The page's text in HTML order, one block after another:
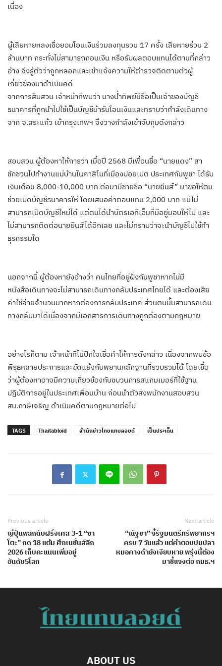
เนื่อง
ผู้เสียหายหลงเชื่อยอมโอนเงินร่วมลงทุนรวม 17 ครั้ง เสียหายร่วม 2
ล้านบาท กระทั่งไม่สามารถถอนเงิน หรือรับผลตอบแทนได้ตามที่กล่าว
อ้าง จึงรู้ตัวว่าถูกหลอกและเข้าแจ้งความให้ตำรวจติดตามตัวผู้
เกี่ยวข้องมาดำเนินคดี
จากการสืบสวน เจ้าหน้าที่พบว่า นางน้ำทิพย์มีชื่อเป็นเจ้าของบัญชี
ธนาคารที่ถูกนำไปใช้เป็นบัญชีม้ารับโอนเงินและทราบว่ากำลังเดินทาง
จาก จ.สระแก้ว เข้ากรุงเทพฯ จึงวางกำลังเข้าจับกุมดังกล่าว
สอบสวน ผู้ต้องหาให้การว่า เมื่อปี 2568 มีเพื่อนชื่อ “นายแดง” สา
ชักชวนไปทำงานแม่บ้านในคาสิโนที่เมืองปอยเปต ประเทศกัมพูชา ได้รับ
เงินเดือน 8,000-10,000 บาท ต่อมามีชายชื่อ “นายยีนส์” มาขอให้ตน
ช่วยเปิดบัญชีธนาคารให้ โดยเสนอค่าตอบแทน 2,000 บาท แม้ไม่
สามารถเปิดบัญชีใหม่ได้ แต่ตนได้นำบัตรเอทีเอ็มที่มีอยู่มอบให้ไป และ
ไม่สามารถติดต่อนายยีนส์ได้อีกเลย และไม่ทราบว่าจะนำบัญชีไปใช้ทำ
ธุรกรรมใด
นอกจากนี้ ผู้ต้องหายังอ้างว่า คนไทยที่อยู่ฝั่งกัมพูชาหากไม่มี
หนังสือเดินทางจะไม่สามารถเดินทางกลับประเทศไทยได้ และต้องเสีย
ค่าใช้จ่ายจำนวนมากหากต้องการกลับประเทศ ส่วนตนนั้นสามารถเดิน
ทางกลับมาได้เนื่องจากมีเอกสารการเดินทางถูกต้องตามกฎหมาย
อย่างไรก็ตาม เจ้าหน้าที่ไม่ปักใจเชื่อคำให้การดังกล่าว เนื่องจากพบข้อ
พิรุธหลายประการและขัดแย้งกับพยานหลักฐานที่รวบรวมได้ โดยเชื่อ
ว่าผู้ต้องหาอาจมีความเกี่ยวข้องกับขบวนการสแกมเมอร์ที่ใช้ฐาน
ปฏิบัติการอยู่ในประเทศเพื่อนบ้าน ก่อนนำตัวส่งพนักงานสอบสวน
สน.ภาษีเจริญ ดำเนินคดีตามกฎหมายต่อไป
TAGS Thaitabloid สำนักข่าวไทยแทบลอยด์ เป็นประเด็น
Previous article
ญี่ปุ่นพลิกดับฝรั่งเศส 3-1 “ซา
โตะ” กด 18 แต้ม ศึกเนชั่นส์ลีก
2026 เก็บคะแนนเพิ่มอยู่
อันดับ5โลก
Next article
“ณัฐชา” จี้รัฐมนตรีทรัพยากรฯ
ครบ 7 วันแล้ว แต่คำตอบปมปลา
หมอคางดำยังเงียบหาย พรุ่งนี้ต้อง
มาชี้แจงต่อ กมธ.ฯ
ABOUT US